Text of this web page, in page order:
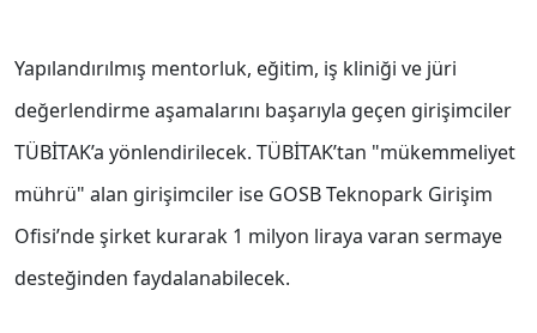
Yapılandırılmış mentorluk, eğitim, iş kliniği ve jüri
değerlendirme aşamalarını başarıyla geçen girişimciler
TÜBİTAK’a yönlendirilecek. TÜBİTAK’tan "mükemmeliyet
mührü" alan girişimciler ise GOSB Teknopark Girişim
Ofisi’nde şirket kurarak 1 milyon liraya varan sermaye
desteğinden faydalanabilecek.